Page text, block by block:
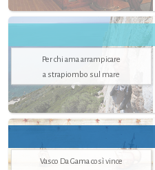
Per chi ama arrampicare
a strapiombo sul mare
Vasco Da Gama così vince